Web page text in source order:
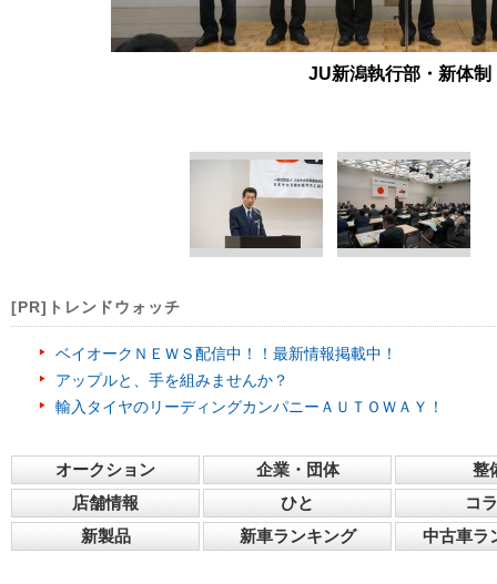
JU新潟執行部・新体制
[PR]トレンドウォッチ
ベイオークＮＥＷＳ配信中！！最新情報掲載中！
アップルと、手を組みませんか？
輸入タイヤのリーディングカンパニーＡＵＴＯＷＡＹ！
オークション 企業・団体
整
店舗情報
ひと
コ
新製品
新車ランキング 中古車ラ